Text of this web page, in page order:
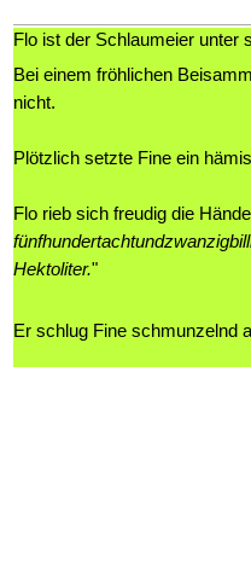
Flo ist der Schlaumeier unter
Bei einem fröhlichen
nicht.
Plötzlich setzte Fine ein
Flo rieb sich freudig die
Hektoliter."
Er schlug Fine schmunzelnd